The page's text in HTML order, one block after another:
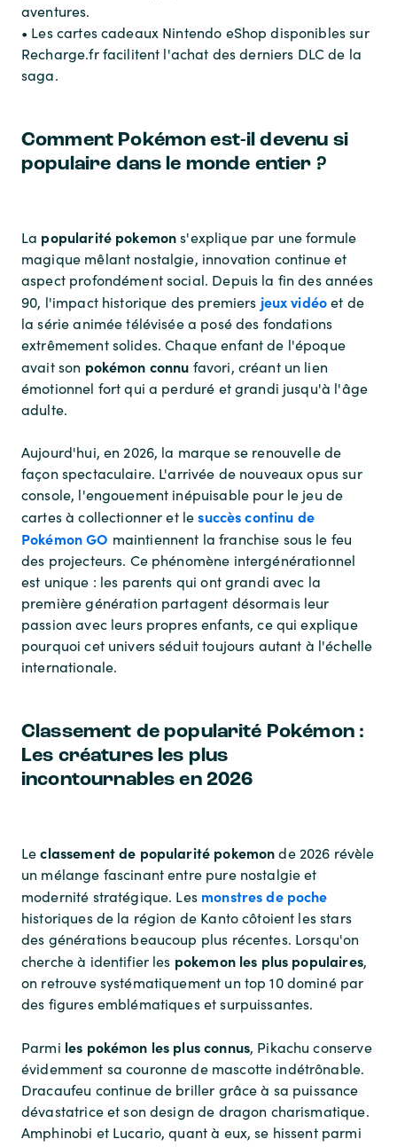
aventures.
• Les cartes cadeaux Nintendo eShop disponibles sur
Recharge.fr facilitent l'achat des derniers DLC de la
saga.
Comment Pokémon est-il devenu si
populaire dans le monde entier ?
La popularité pokemons'explique par une formule
magique mêlant nostalgie, innovation continue et
aspect profondément social. Depuis la fin des années
90, l'impact historique des premiers jeux vidéoet de
la série animée télévisée a posé des fondations
extrêmement solides. Chaque enfant de l'époque
avait son pokémon connu favori, créant un lien
émotionnel fort qui a perduré et grandi jusqu'à l'âge
adulte.
Aujourd'hui, en 2026, la marque se renouvelle de
façon spectaculaire. L'arrivée de nouveaux opus sur
console, l'engouement inépuisable pour le jeu de
cartes à collectionner et lesuccès continu de
Pokémon GO maintiennent la franchise sous le feu
des projecteurs. Ce phénomène intergénérationnel
est unique : les parents qui ont grandi avec la
première génération partagent désormais leur
passion avec leurs propres enfants, ce qui explique
pourquoi cet univers séduit toujours autant à l'échelle
internationale.
Classement de popularité Pokémon :
Les créatures les plus
incontournables en 2026
Leclassement de popularité pokemonde 2026 révèle
un mélange fascinant entre pure nostalgie et
modernité stratégique. Les monstres de poche
historiques de la région de Kanto côtoient les stars
des générations beaucoup plus récentes. Lorsqu'on
cherche à identifier les pokemon les plus populaires,
on retrouve systématiquement un top 10 dominé par
des figures emblématiques et surpuissantes.
Parmi les pokémon les plus connus, Pikachu conserve
évidemment sa couronne de mascotte indétrônable.
Dracaufeu continue de briller grâce à sa puissance
dévastatrice et son design de dragon charismatique.
Amphinobi et Lucario, quant à eux, se hissent parmi